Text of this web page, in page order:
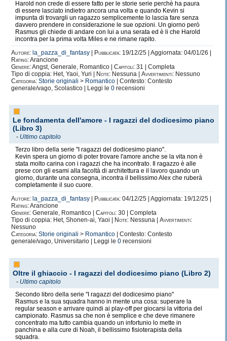
Harold non crede di essere fatto per le storie serie perchè ha paura
di essere lasciato indietro ancora una volta e quando Kevin si
impunta di trovargli un ragazzo semplicemente lo lascia fare senza
davvero prendere in considerazione le sue opzioni. Un giorno però
Rasmus gli chiede di andare con lui a una serata ed è li che Harold
incontra per la prima volta Miles e ne rimane rapito.
Autore: la_pazza_di_fantasy Pubblicata: 19/12/25 | Aggiornata: 04/01/26 |
Rating:Arancione
Genere:Angst, Generale, Romantico | Capitoli: 31 | Completa
Tipo di coppia: Het, Yaoi, Yuri |
Note: Nessuna | Avvertimenti: Nessuno
Categoria: Storie originali > Romantico | Contesto: Contesto
generale/vago, Scolastico | Leggi le 0 recensioni
Le fondamenta dell'amore - I ragazzi del dodicesimo piano
(Libro 3)
- Ultimo capitolo
Terzo libro della serie "I ragazzi del dodicesimo piano".
Kevin spera un giorno di poter trovare l'amore anche se la vita non è
stata molto carina con i ragazzi che ha incontrato. Il ragazzo è alle
prese con gli esami alla facoltà di architettura e il lavoro quando un
giorno, durante una consegna, incontra il bellissimo Alex che ruberà
completamente il suo cuore.
Autore: la_pazza_di_fantasy Pubblicata: 04/12/25 | Aggiornata: 19/12/25 |
Rating:Arancione
Genere: Generale, Romantico | Capitoli: 30 | Completa
Tipo di coppia: Het, Shonen-ai, Yaoi |
Note: Nessuna | Avvertimenti:
Nessuno
Categoria: Storie originali > Romantico | Contesto: Contesto
generale/vago, Universitario | Leggi le 0 recensioni
Oltre il ghiaccio - I ragazzi del dodicesimo piano (Libro 2)
- Ultimo capitolo
Secondo libro della serie "I ragazzi del dodicesimo piano"
Rasmus e la sua squadra hanno in mente una cosa: superare la
regular season e arrivare quindi ai play-off per giocarsi la vittoria del
campionato. Rasmus sa che non è semplice e che deve rimanere
concentrato ma tutto cambia quando un infortunio lo mette in
panchina e alla cure di Noah, il bellissimo fisioterapista della
squadra.